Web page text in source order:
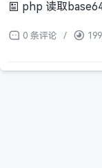
php 读取
0 条评论 /